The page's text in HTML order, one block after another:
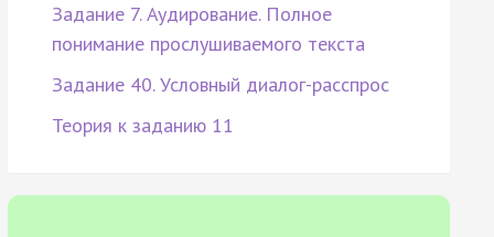
Задание 7. Аудирование. Полное
понимание прослушиваемого текста
Задание 40. Условный диалог-расспрос
Теория к заданию 11